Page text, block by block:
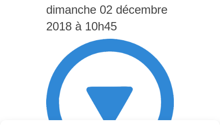
dimanche 02 décembre
2018 à 10h45